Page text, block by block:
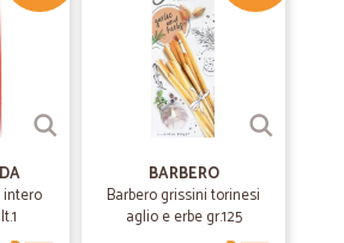
BARBERO
Barbero grissini torinesi
aglio e erbe gr.125